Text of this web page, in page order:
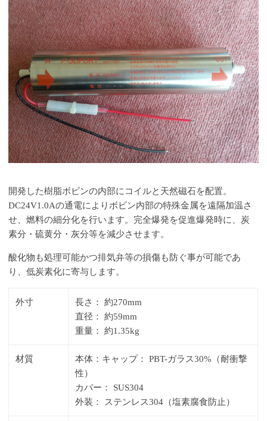
開発した樹脂ボビンの内部にコイルと天然磁石を配置。
DC24V1.0Aの通電によりボビン内部の特殊金属を遠隔加温さ
せ、燃料の細分化を行います。完全爆発を促進爆発時に、炭
素分・硫黄分・灰分等を減少させます。
酸化物も処理可能かつ排気弁等の損傷も防ぐ事が可能であ
り、低炭素化に寄与します。
外寸
長さ： 約270mm
直径： 約59mm
重量： 約1.35kg
材質
本体：キャップ： PBT-ガラス30%（耐衝撃
性）
カバー： SUS304
外装： ステンレス304（塩素腐食防止）